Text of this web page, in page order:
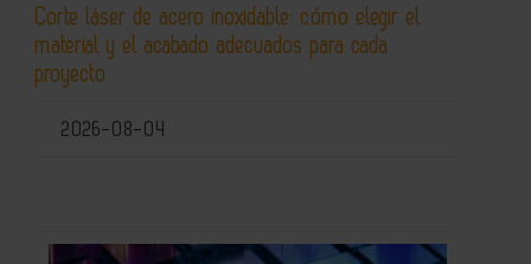
Corte láser de acero inoxidable: cómo elegir el
material y el acabado adecuados para cada
proyecto
2026-08-04